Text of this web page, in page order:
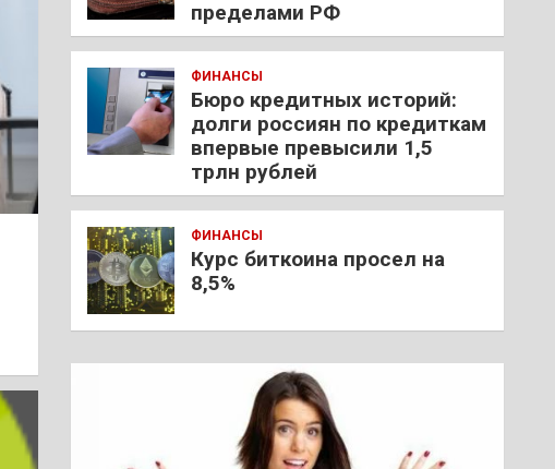
пределами РФ
ФИНАНСЫ
Бюро кредитных историй:
долги россиян по кредиткам
впервые превысили 1,5
трлн рублей
ФИНАНСЫ
Курс биткоина просел на
8,5%